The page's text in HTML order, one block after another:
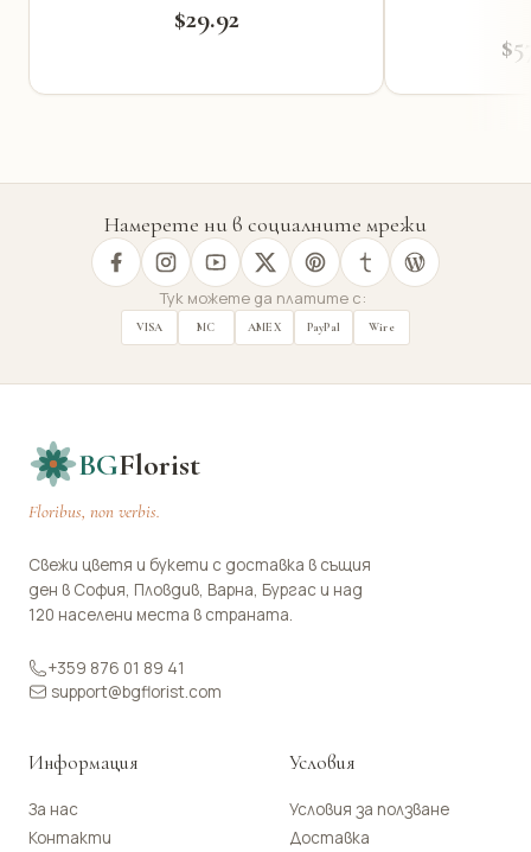
$29.92
Намерете ни в социалните мрежи
Тук можете да платите с:
VISA MC AMEX PayPal Wire
BGFlorist
Floribus, non verbis.
Свежи цветя и букети с доставка в същия
ден в София, Пловдив, Варна, Бургас и над
120 населени места в страната.
+359 876 01 89 41
support@bgflorist.com
Информация
За нас
Контакти
Условия
Условия за ползване
Доставка